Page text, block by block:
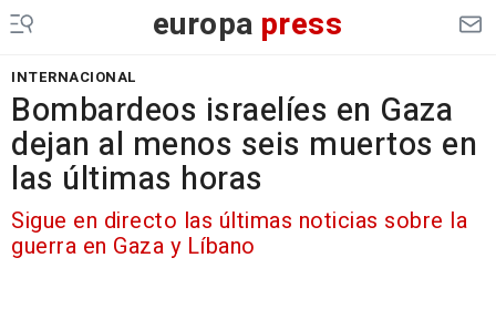
europa press
INTERNACIONAL
Bombardeos israelíes en Gaza
dejan al menos seis muertos en
las últimas horas
Sigue en directo las últimas noticias sobre la
guerra en Gaza y Líbano